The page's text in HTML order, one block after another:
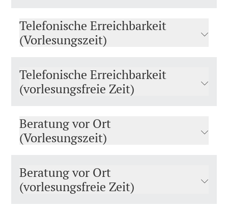
Telefonische Erreichbarkeit
(Vorlesungszeit)
Telefonische Erreichbarkeit
(vorlesungsfreie Zeit)
Beratung vor Ort
(Vorlesungszeit)
Beratung vor Ort
(vorlesungsfreie Zeit)